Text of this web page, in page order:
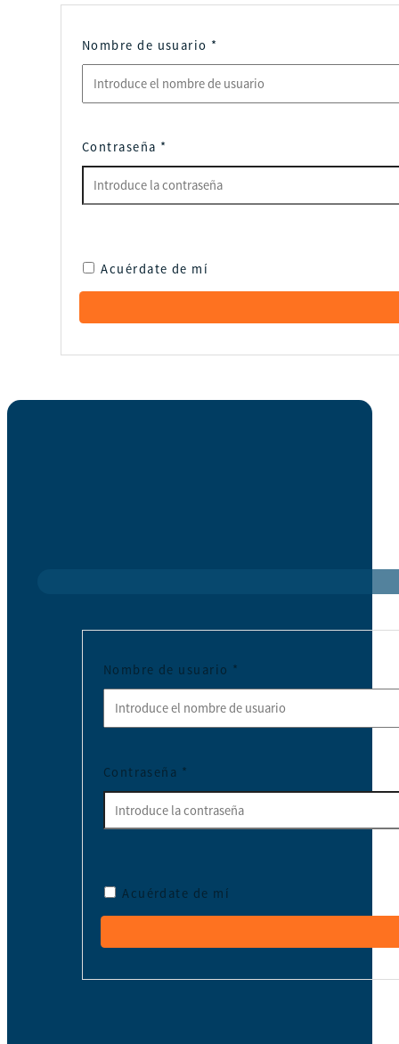
Nombre de usuario *
Contraseña *
Acuérdate de mí
Nombre de usuario *
Contraseña *
Acuérdate de mí